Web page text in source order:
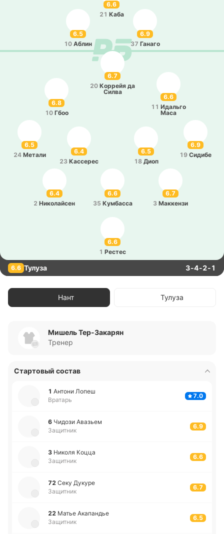
6.6
21 Каба
6.9
37 Ганаго
6.5
10 Аблин
6.6
1 Рестес
6.4
2 Ни­ко­лай­сен
6.7
3 Ма­кке­нзи
6.5
24 Метали
6.6
35 Ку­мба­сса
6.8
10 Гбоо
6.9
19 Сидибе
6.4
23 Ка­ссе­рес
6.5
18 Диоп
6.6
11 Ида­льго
Маса
6.7
20 Ко­ррейя да
Силва
6.6 Тулуза 3-4-2-1
Нант Тулуза
Мишель Тер-Закарян
Тренер
Стартовый состав
1 Антони Лопеш
Вратарь
7.0
6 Чидози Ава­зьем
Защитник
6.9
3 Николя Коцца
Защитник
6.6
72 Секу Дукуре
Защитник
6.7
22 Матье Ака­па­ндье
Защитник
6.5